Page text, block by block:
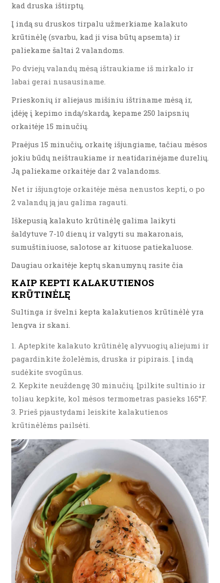
kad druska ištirptų.
Į indą su druskos tirpalu užmerkiame kalakuto
krūtinėlę (svarbu, kad ji visa būtų apsemta) ir
paliekame šaltai 2 valandoms.
Po dviejų valandų mėsą ištraukiame iš mirkalo ir
labai gerai nusausiname.
Prieskonių ir aliejaus mišiniu ištriname mėsą ir,
įdėję į kepimo indą/skardą, kepame 250 laipsnių
orkaitėje 15 minučių.
Praėjus 15 minučių, orkaitę išjungiame, tačiau mėsos
jokiu būdų neištraukiame ir neatidarinėjame durelių.
Ją paliekame orkaitėje dar 2 valandoms.
Net ir išjungtoje orkaitėje mėsa nenustos kepti, o po
2 valandų ją jau galima ragauti.
Iškepusią kalakuto krūtinėlę galima laikyti
šaldytuve 7-10 dienų ir valgyti su makaronais,
sumuštiniuose, salotose ar kituose patiekaluose.
Daugiau orkaitėje keptų skanumynų rasite čia
KAIP KEPTI KALAKUTIENOS
KRŪTINĖLĘ
Sultinga ir švelni kepta kalakutienos krūtinėlė yra
lengva ir skani.
Aptepkite kalakuto krūtinėlę alyvuogių aliejumi ir
pagardinkite žolelėmis, druska ir pipirais. Į indą
sudėkite svogūnus.
Kepkite neuždengę 30 minučių. Įpilkite sultinio ir
toliau kepkite, kol mėsos termometras pasieks 165°F.
Prieš pjaustydami leiskite kalakutienos
krūtinėlėms pailsėti.